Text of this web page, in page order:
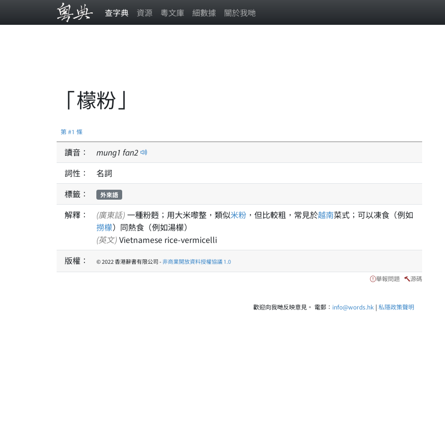
查字典 資源 粵文庫 細數據 關於我哋
「檬粉」
第 #1 條
讀音： mung1 fan2
詞性：
名詞
標籤：
外來語
解釋： (廣東話) 一種粉麪；用大米嚟整，類似米粉 ，但比較粗，常見於越南菜式；可以凍食（例如
撈檬）同熱食（例如湯檬）
(英文) Vietnamese rice-vermicelli
版權：
© 2022 香港辭書有限公司 -非商業開放資料授權協議 1.0
舉報問題 源碼
歡迎向我哋反映意見。 電郵： info@words.hk | 私隱政策聲明